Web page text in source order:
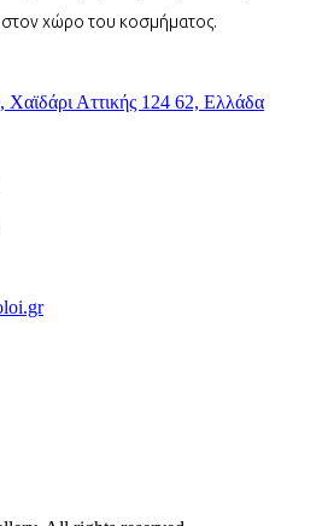
στον χώρο του κοσμήματος.
Αττικής 124 62, Ελλάδα